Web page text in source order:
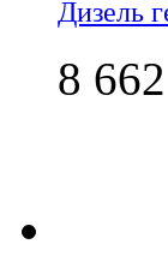
Дизель
8